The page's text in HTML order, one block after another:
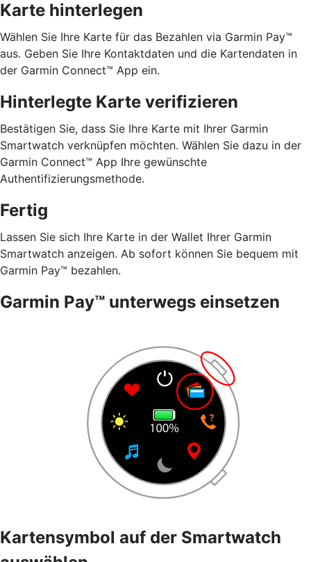
Karte hinterlegen
Wählen Sie Ihre Karte für das Bezahlen via Garmin Pay™
aus. Geben Sie Ihre Kontaktdaten und die Kartendaten in
der Garmin Connect™ App ein.
Hinterlegte Karte verifizieren
Bestätigen Sie, dass Sie Ihre Karte mit Ihrer Garmin
Smartwatch verknüpfen möchten. Wählen Sie dazu in der
Garmin Connect™ App Ihre gewünschte
Authentifizierungsmethode.
Fertig
Lassen Sie sich Ihre Karte in der Wallet Ihrer Garmin
Smartwatch anzeigen. Ab sofort können Sie bequem mit
Garmin Pay™ bezahlen.
Garmin Pay™ unterwegs einsetzen
Kartensymbol auf der Smartwatch